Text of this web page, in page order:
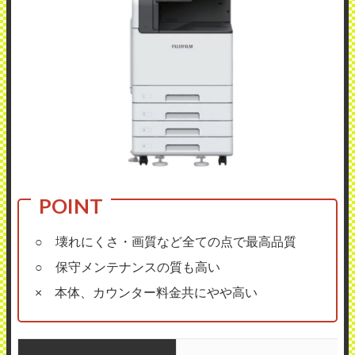
○ 壊れにくさ・画質など全ての点で最高品質
○ 保守メンテナンスの質も高い
× 本体、カウンター料金共にやや高い